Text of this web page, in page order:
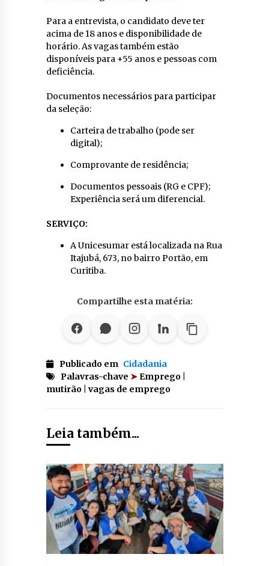
Para a entrevista, o candidato deve ter
acima de 18 anos e disponibilidade de
horário. As vagas também estão
disponíveis para +55 anos e pessoas com
deficiência.
Documentos necessários para participar
da seleção:
Carteira de trabalho (pode ser
digital);
Comprovante de residência;
Documentos pessoais (RG e CPF);
Experiência será um diferencial.
SERVIÇO:
A Unicesumar está localizada na Rua
Itajubá, 673, no bairro Portão, em
Curitiba.
Compartilhe esta matéria:
Publicado em Cidadania
Palavras-chave ➤Emprego |
mutirão | vagas de emprego
Leia também...